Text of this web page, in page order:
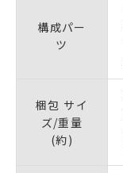
構成パー
ツ
梱包 サイ
ズ/重量
(約)